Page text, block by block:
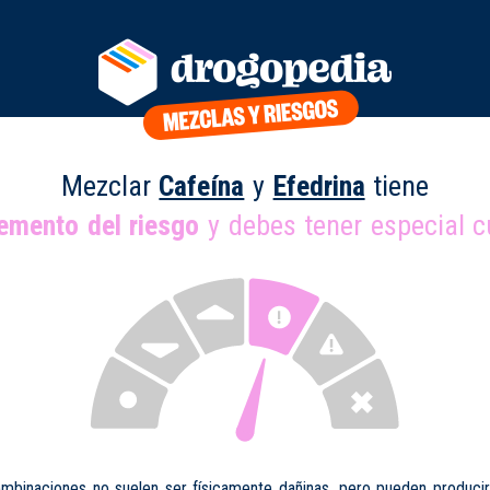
Mezclar Cafeína y Efedrina tiene
del riesgo y debes tener especial